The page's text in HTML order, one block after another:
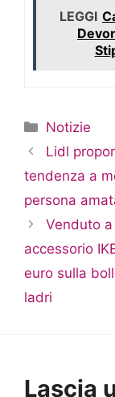
LEGGI
Categorie
Notizie
Lidl
tendenza a
persona
Venduto
accessorio
euro sulla
ladri
Lascia